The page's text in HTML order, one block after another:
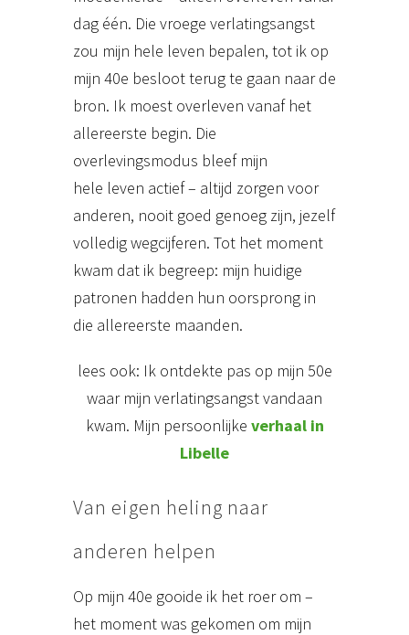
dag één. Die vroege verlatingsangst
zou mijn hele leven bepalen, tot ik op
mijn 40e besloot terug te gaan naar de
bron. Ik moest overleven vanaf het
allereerste begin. Die
overlevingsmodus bleef mijn
hele leven actief – altijd zorgen voor
anderen, nooit goed genoeg zijn, jezelf
volledig wegcijferen. Tot het moment
kwam dat ik begreep: mijn huidige
patronen hadden hun oorsprong in
die allereerste maanden.
lees ook: Ik ontdekte pas op mijn 50e
waar mijn verlatingsangst vandaan
kwam. Mijn persoonlijke verhaal in
Libelle
Van eigen heling naar
anderen helpen
Op mijn 40e gooide ik het roer om –
het moment was gekomen om mijn